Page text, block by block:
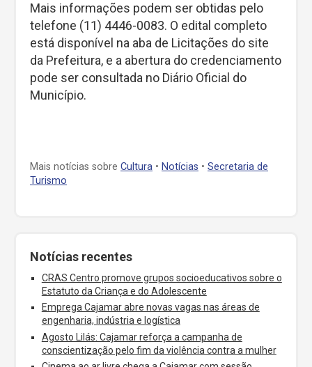
Mais informações podem ser obtidas pelo
telefone (11) 4446-0083. O edital completo
está disponível na aba de Licitações do site
da Prefeitura, e a abertura do credenciamento
pode ser consultada no Diário Oficial do
Município.
Mais notícias sobre Cultura • Notícias • Secretaria de
Turismo
Notícias recentes
CRAS Centro promove grupos socioeducativos sobre o
Estatuto da Criança e do Adolescente
Emprega Cajamar abre novas vagas nas áreas de
engenharia, indústria e logística
Agosto Lilás: Cajamar reforça a campanha de
conscientização pelo fim da violência contra a mulher